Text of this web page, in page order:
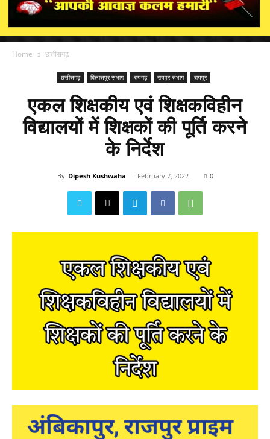
Home छत्तीसगढ़
छत्तीसगढ़ बिलासपुर संभाग रायगढ़ रायपुर संभाग रायपुर
एकल शिक्षकीय एवं शिक्षकविहीन
विद्यालयों में शिक्षकों की पूर्ति करने
के निर्देश
By Dipesh Kushwaha - February 7, 2022 0